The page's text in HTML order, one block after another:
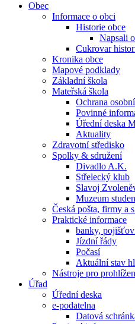
Obec
Informace o obci
Historie obce
Napsali
Cukrovar
Kronika obce
Mapové podklady
Základní škola
Mateřská škola
Ochrana
Povinné
Úřední deska
Aktuality
Zdravotní středisko
Spolky & sdružení
Divadlo A.K.
Střelecký klub
Slavoj
Muzeum
Česká pošta, firmy a
Praktické informace
banky,
Jízdní řády
Počasí
Aktuální stav
Nástroje pro
Úřad
Úřední deska
e-podatelna
Datová